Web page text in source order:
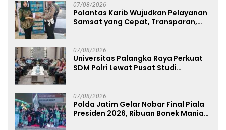
07/08/2026
Polantas Karib Wujudkan Pelayanan
Samsat yang Cepat, Transparan,
07/08/2026
Universitas Palangka Raya Perkuat
SDM Polri Lewat Pusat Studi
07/08/2026
Polda Jatim Gelar Nobar Final Piala
Presiden 2026, Ribuan Bonek Mania